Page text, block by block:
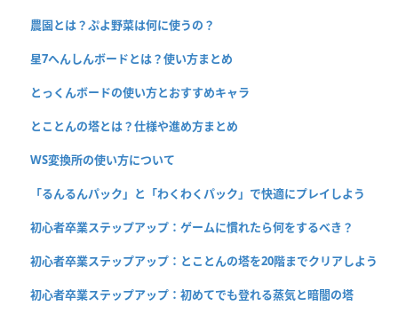
農園とは？ぷよ野菜は何に使うの？
星7へんしんボードとは？使い方まとめ
とっくんボードの使い方とおすすめキャラ
とことんの塔とは？仕様や進め方まとめ
WS変換所の使い方について
「るんるんパック」と「わくわくパック」で快適にプレイしよう
初心者卒業ステップアップ：ゲームに慣れたら何をするべき？
初心者卒業ステップアップ：とことんの塔を20階までクリアしよう
初心者卒業ステップアップ：初めてでも登れる蒸気と暗闇の塔